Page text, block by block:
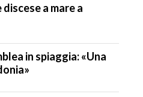
a mare a
in spiaggia: «Una